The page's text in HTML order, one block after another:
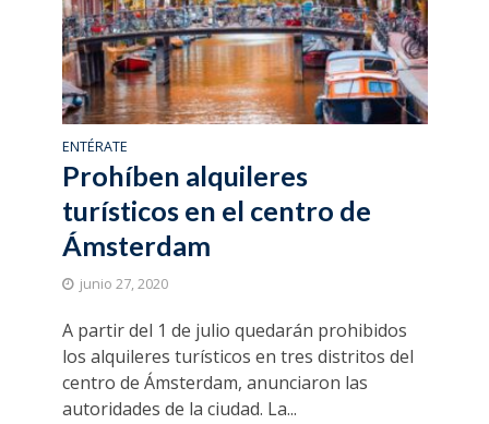
ENTÉRATE
Prohíben alquileres
turísticos en el centro de
Ámsterdam
junio 27, 2020
A partir del 1 de julio quedarán prohibidos
los alquileres turísticos en tres distritos del
centro de Ámsterdam, anunciaron las
autoridades de la ciudad. La...